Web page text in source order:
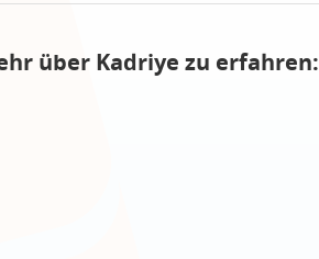
über Kadriye zu erfahren: